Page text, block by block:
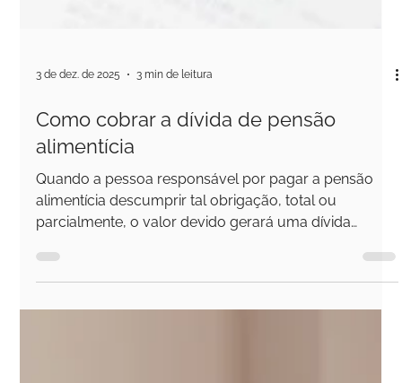
Como cobrar a dívida de pensão
alimentícia
Quando a pessoa responsável por pagar a pensão
alimentícia descumprir tal obrigação, total ou
parcialmente, o valor devido gerará uma dívida